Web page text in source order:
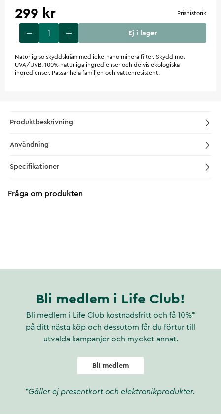
299 kr Prishistorik
Ej i lager
Naturlig solskyddskräm med icke-nano mineralfilter. Skydd mot
UVA/UVB. 100% naturliga ingredienser och delvis ekologiska
ingredienser. Passar hela familjen och vattenresistent.
Produktbeskrivning
Användning
Specifikationer
Fråga om produkten
Bli medlem i Life Club!
Bli medlem i Life Club kostnadsfritt och få 10%*
på ditt nästa köp och dessutom får du förtur till
utvalda kampanjer och mycket annat.
Bli medlem
*Gäller ej presentkort och elektronikprodukter.